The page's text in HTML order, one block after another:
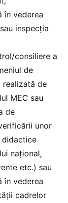
în vederea
inspecția
consiliere a
de
realizată de
MEC sau
de
unor
național,
etc.) sau
în vederea
cadrelor